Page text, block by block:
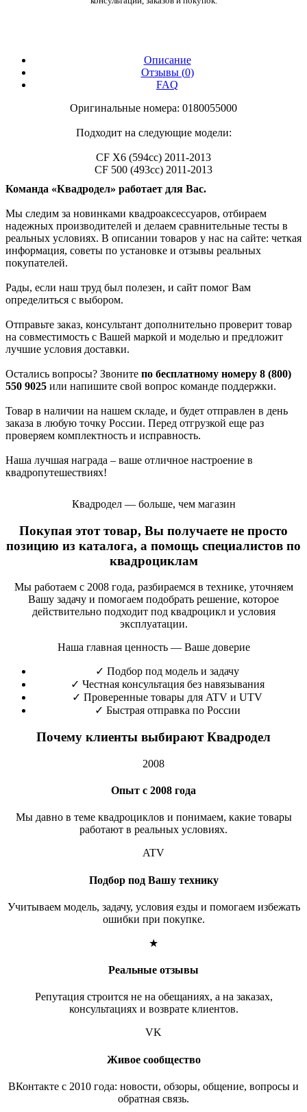
Описание
Отзывы (0)
FAQ
Оригинальные номера: 0180055000
Подходит на следующие модели:
CF X6 (594cc) 2011-2013
CF 500 (493cc) 2011-2013
Команда «Квадродел» работает для Вас.
Мы следим за новинками квадроаксессуаров, отбираем
надежных производителей и делаем сравнительные тесты в
реальных условиях. В описании товаров у нас на сайте: четкая
информация, советы по установке и отзывы реальных
покупателей.
Рады, если наш труд был полезен, и сайт помог Вам
определиться с выбором.
Отправьте заказ, консультант дополнительно проверит товар
на совместимость с Вашей маркой и моделью и предложит
лучшие условия доставки.
Остались вопросы? Звоните по бесплатному номеру 8 (800)
550 9025 или напишите свой вопрос команде поддержки.
Товар в наличии на нашем складе, и будет отправлен в день
заказа в любую точку России. Перед отгрузкой еще раз
проверяем комплектность и исправность.
Наша лучшая награда – ваше отличное настроение в
квадропутешествиях!
Квадродел — больше, чем магазин
Покупая этот товар, Вы получаете не просто
позицию из каталога, а помощь специалистов по
квадроциклам
Мы работаем с 2008 года, разбираемся в технике, уточняем
Вашу задачу и помогаем подобрать решение, которое
действительно подходит под квадроцикл и условия
эксплуатации.
Наша главная ценность — Ваше доверие
✓ Подбор под модель и задачу
✓ Честная консультация без навязывания
✓ Проверенные товары для ATV и UTV
✓ Быстрая отправка по России
Почему клиенты выбирают Квадродел
2008
Опыт с 2008 года
Мы давно в теме квадроциклов и понимаем, какие товары
работают в реальных условиях.
ATV
Подбор под Вашу технику
Учитываем модель, задачу, условия езды и помогаем избежать
ошибки при покупке.
★
Реальные отзывы
Репутация строится не на обещаниях, а на заказах,
консультациях и возврате клиентов.
VK
Живое сообщество
ВКонтакте с 2010 года: новости, обзоры, общение, вопросы и
обратная связь.